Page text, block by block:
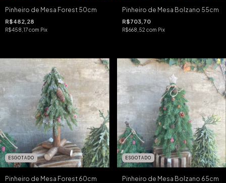
Pinheiro de Mesa Forest 50cm
R$482,28
R$458,17com Pix
Pinheiro de Mesa Bolzano 55cm
R$703,70
R$668,52 com Pix
ESGOTADO
Pinheiro de Mesa Forest 60cm
ESGOTADO
Pinheiro de Mesa Bolzano 65cm